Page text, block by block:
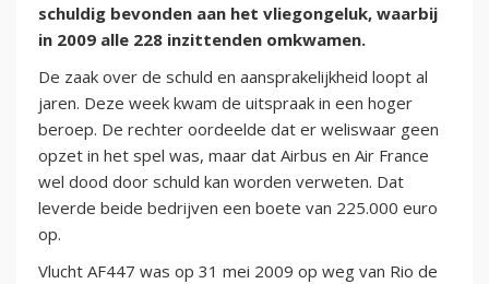
schuldig bevonden aan het vliegongeluk, waarbij
in 2009 alle 228 inzittenden omkwamen.
De zaak over de schuld en aansprakelijkheid loopt al
jaren. Deze week kwam de uitspraak in een hoger
beroep. De rechter oordeelde dat er weliswaar geen
opzet in het spel was, maar dat Airbus en Air France
wel dood door schuld kan worden verweten. Dat
leverde beide bedrijven een boete van 225.000 euro
op.
Vlucht AF447 was op 31 mei 2009 op weg van Rio de